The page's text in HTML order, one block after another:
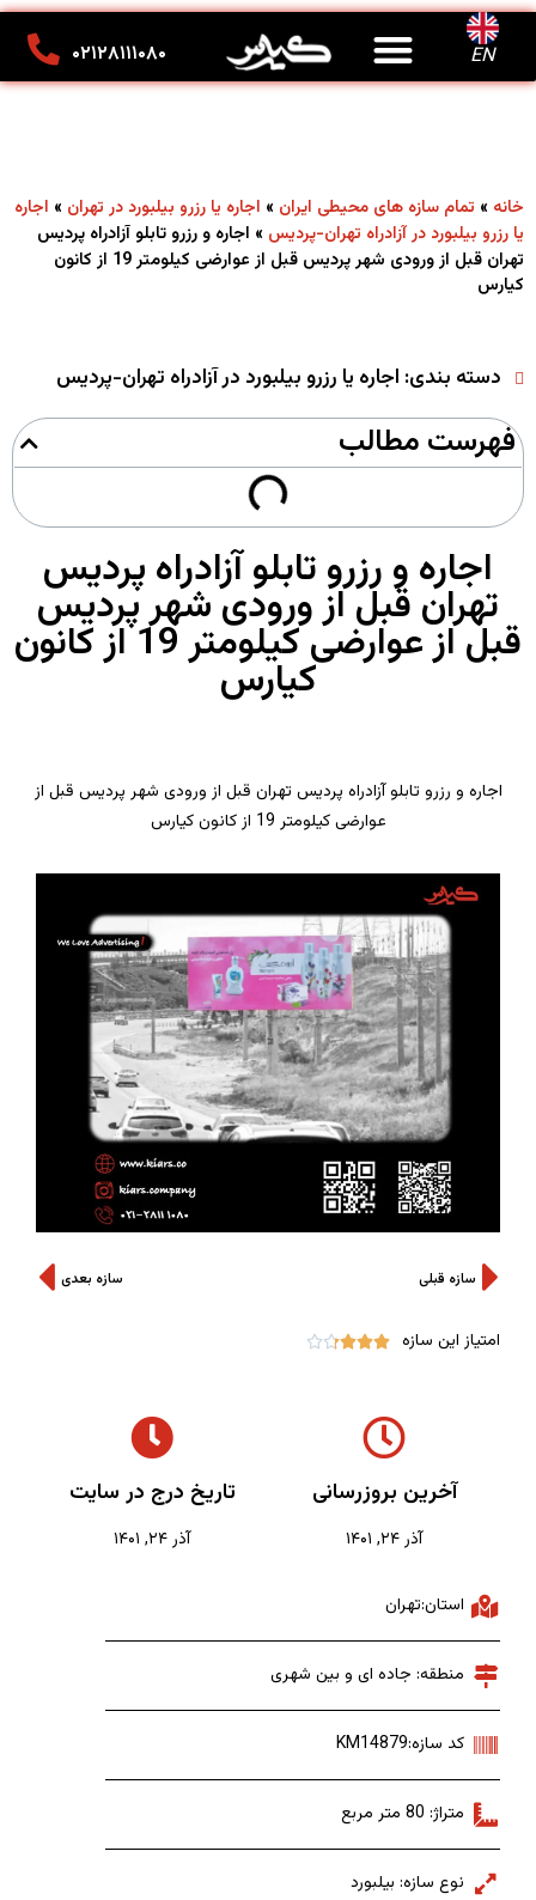
EN ۰۲۱۲۸۱۱۱۰۸۰
خانه » تمام سازه های محیطی ایران » اجاره یا رزرو بیلبورد در تهران » اجاره
یا رزرو بیلبورد در آزادراه تهران-پردیس » اجاره و رزرو تابلو آزادراه پردیس
تهران قبل از ورودی شهر پردیس قبل از عوارضی کیلومتر 19 از کانون
کیارس
دسته بندی: اجاره یا رزرو بیلبورد در آزادراه تهران-پردیس
فهرست مطالب
اجاره و رزرو تابلو آزادراه پردیس
تهران قبل از ورودی شهر پردیس
قبل از عوارضی کیلومتر 19 از کانون
کیارس
اجاره و رزرو تابلو آزادراه پردیس تهران قبل از ورودی شهر پردیس قبل از
عوارضی کیلومتر 19 از کانون کیارس
سازه قبلی سازه بعدی
امتیاز این سازه 




آخرین بروزرسانی
آذر ۲۴, ۱۴۰۱
تاریخ درج در سایت
آذر ۲۴, ۱۴۰۱
استان:تهران
منطقه: جاده ای و بین شهری
کد سازه:KM14879
متراژ: 80 متر مربع
نوع سازه: بیلبورد